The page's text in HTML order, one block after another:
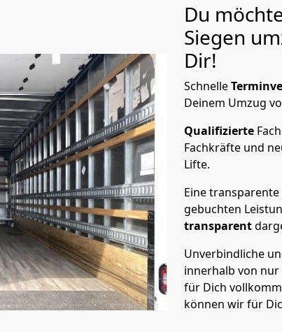
Du
Siegen
Dir!
Schnelle
Deinem Umzug
Qualifizierte
Fachkräfte und
Lifte.
Eine
gebuchten
transparent
Unverbindliche
innerhalb von nur
für Dich
können wir für